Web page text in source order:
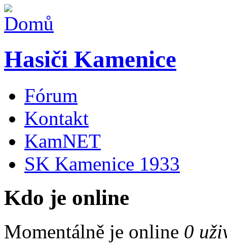
Hasiči Kamenice
Fórum
Kontakt
KamNET
SK Kamenice 1933
Kdo je online
Momentálně je online 0